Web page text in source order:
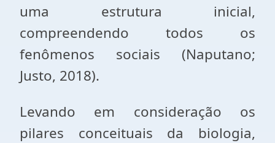
uma estrutura inicial,
compreendendo todos os
fenômenos sociais (Naputano;
Justo, 2018).
Levando em consideração os
pilares conceituais da biologia,